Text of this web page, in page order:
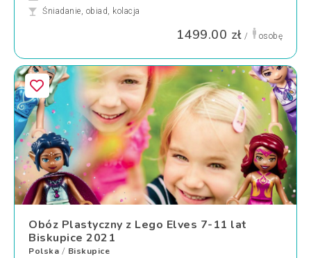
Śniadanie, obiad, kolacja
1499.00 zł / osobę
Obóz Plastyczny z Lego Elves 7-11 lat
Biskupice 2021
Polska / Biskupice